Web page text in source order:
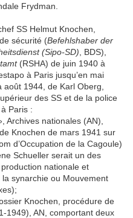
Frydman.
SS Helmut Knochen,
sécurité (Befehlshaber der
(Sipo-SD) , BDS),
(RSHA) de juin 1940 à
à Paris jusqu’en mai
1944, de Karl Oberg,
des SS et de la police
Paris :
Archives nationales (AN),
Knochen de mars 1941 sur
d’Occupation de la Cagoule)
Schueller serait un des
nationale et
synarchie ou Mouvement
Knochen, procédure de
1949), AN, comportant deux